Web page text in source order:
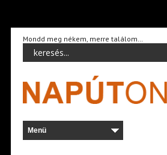
Mondd meg nékem, merre találom…